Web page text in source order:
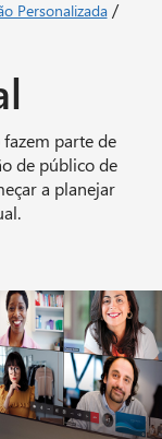
Personalizada/
parte de
de público de
a planejar